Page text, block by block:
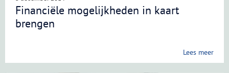
Financiële mogelijkheden in kaart
brengen
Lees meer